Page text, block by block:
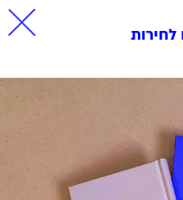
לחירות